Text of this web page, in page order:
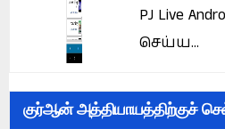
PJ Live
செய்ய...
குர்ஆன் அத்தியாயத்திற்குச்